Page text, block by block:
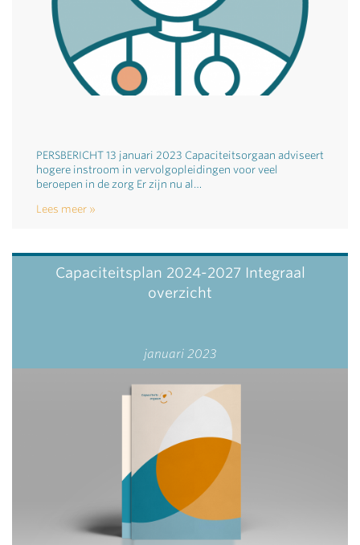
PERSBERICHT 13 januari 2023 Capaciteitsorgaan adviseert
hogere instroom in vervolgopleidingen voor veel
beroepen in de zorg Er zijn nu al…
Lees meer
Capaciteitsplan 2024-2027 Integraal
overzicht
januari 2023